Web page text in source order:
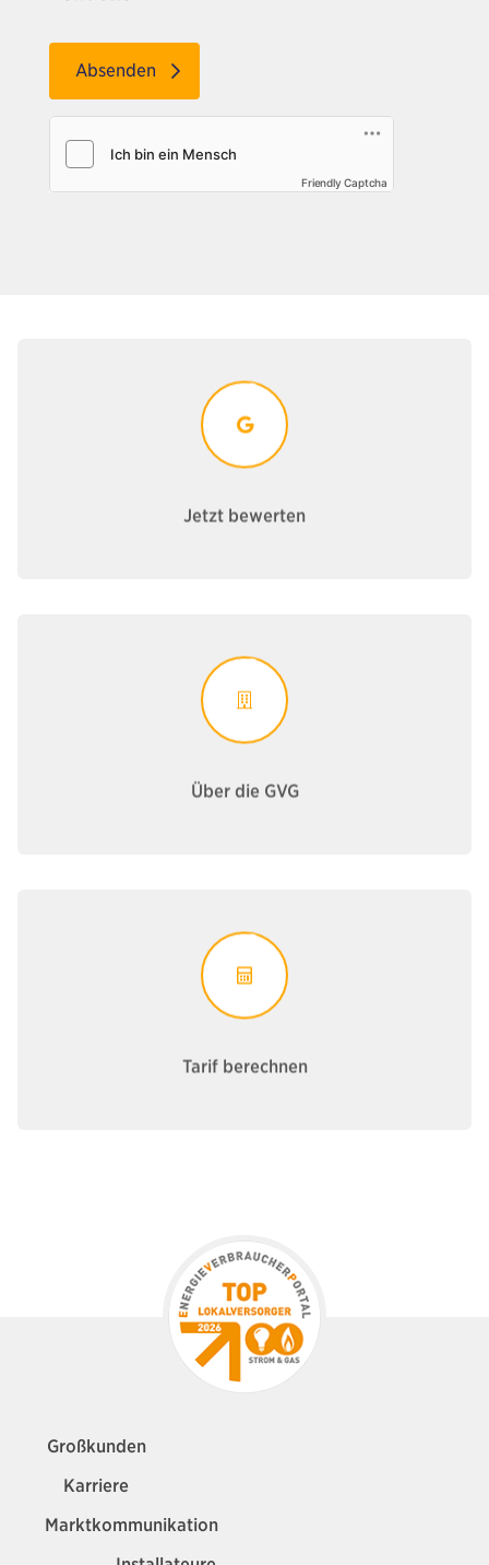
Friendly Captcha
Jetzt bewerten
Jetzt bewerten
uns über Ihre Bewertung!
Jetzt bewerten
Über die GVG
Über die GVG
reinschauen!
Über die GVG
Tarif berechnen
Tarif berechnen
Jetzt individuell berechnen lassen!
Tarifrechner
Großkunden
Karriere
Marktkommunikation